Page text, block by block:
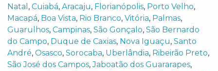
Natal , Cuiabá, Aracaju, Florianópolis, Porto Velho,
Macapá, Boa Vista, Rio Branco, Vitória, Palmas,
Guarulhos, Campinas, São Gonçalo, São Bernardo
do Campo, Duque de Caxias, Nova Iguaçu, Santo
André, Osasco, Sorocaba, Uberlândia, Ribeirão Preto,
São José dos Campos,Jaboatão dos Guararapes,